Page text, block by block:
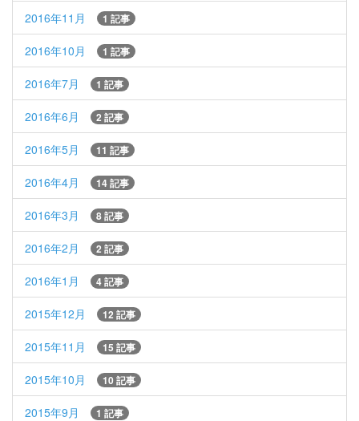
2016年11月 1 記事
2016年10月 1 記事
2016年7月 1 記事
2016年6月 2 記事
2016年5月 11 記事
2016年4月 14 記事
2016年3月 8 記事
2016年2月 2 記事
2016年1月 4 記事
2015年12月 12 記事
2015年11月 15 記事
2015年10月 10 記事
2015年9月 1 記事